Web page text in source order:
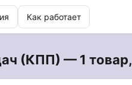
Как работает
(КПП) — 1